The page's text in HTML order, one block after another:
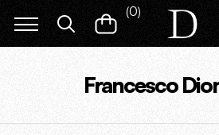
(0)
Francesco